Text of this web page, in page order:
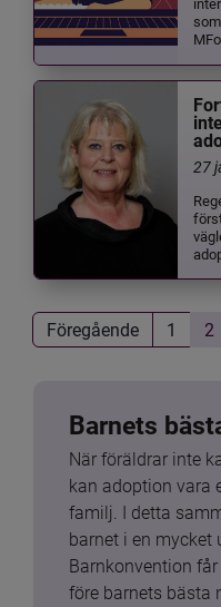
27
Föregående 1 2
Barnets
När föräldrar inte
kan adoption vara
familj. I detta
barnet i en mycket
Barnkonvention
före barnets bästa